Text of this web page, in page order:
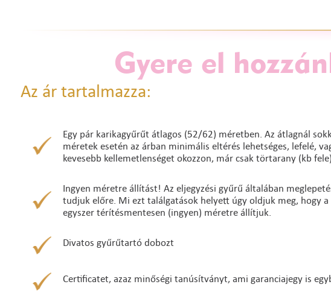
Gyere el
Az ár tartalmazza:
Egy pár karikagyűrűt átlagos (52/62) méretben. Az átlagnál
méretek esetén az árban minimális eltérés lehetséges, lefelé,
kevesebb kellemetlenséget okozzon, már csak törtarany (kb
Ingyen méretre állítást! Az eljegyzési gyűrű általában
tudjuk előre. Mi ezt találgatások helyett úgy oldjuk meg, hogy
egyszer térítésmentesen (ingyen) méretre állítjuk.
Divatos gyűrűtartó dobozt
Certificatet, azaz minőségi tanúsítványt, ami garanciajegy is